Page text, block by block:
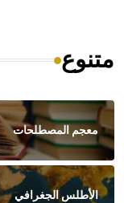
متنوع
معجم المصطلحات
الأطلس الجغرافي